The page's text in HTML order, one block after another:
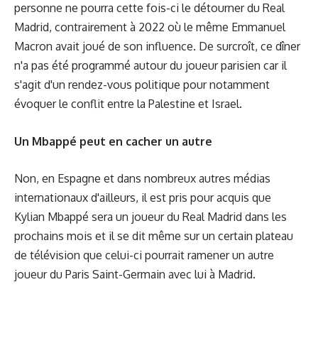
personne ne pourra cette fois-ci le détourner du Real
Madrid, contrairement à 2022 où le même Emmanuel
Macron avait joué de son influence. De surcroît, ce dîner
n'a pas été programmé autour du joueur parisien car il
s'agit d'un rendez-vous politique pour notamment
évoquer le conflit entre la Palestine et Israel.
Un Mbappé peut en cacher un autre
Non, en Espagne et dans nombreux autres médias
internationaux d'ailleurs, il est pris pour acquis que
Kylian Mbappé sera un joueur du Real Madrid dans les
prochains mois et il se dit même sur un certain plateau
de télévision que celui-ci pourrait ramener un autre
joueur du Paris Saint-Germain avec lui à Madrid.